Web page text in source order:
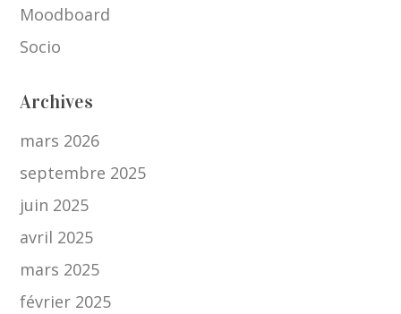
Moodboard
Socio
Archives
mars 2026
septembre 2025
juin 2025
avril 2025
mars 2025
février 2025